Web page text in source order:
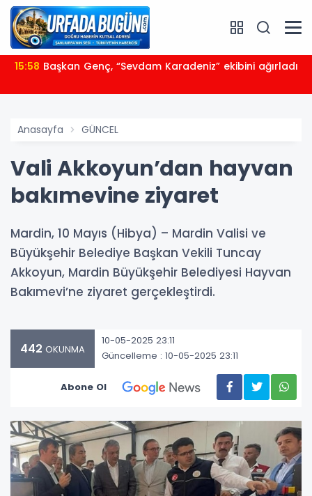
15:58 Başkan Genç, “Sevdam Karadeniz” ekibini ağırladı
Anasayfa GÜNCEL
Vali Akkoyun’dan hayvan
bakımevine ziyaret
Mardin, 10 Mayıs (Hibya) – Mardin Valisi ve
Büyükşehir Belediye Başkan Vekili Tuncay
Akkoyun, Mardin Büyükşehir Belediyesi Hayvan
Bakımevi’ne ziyaret gerçekleştirdi.
442 OKUNMA
10-05-2025 23:11
Güncelleme : 10-05-2025 23:11
Abone Ol